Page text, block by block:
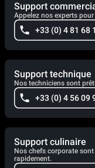
Support
Appelez nos experts
+33 (0) 4 81 68
Support technique
Nos techniciens sont
+33 (0) 4 56 09
Support culinaire
Nos chefs corporate
rapidement.